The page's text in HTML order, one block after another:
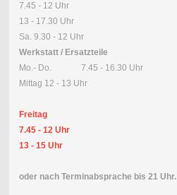
7.45 - 12 Uhr
13 - 17.30 Uhr
Sa. 9.30 - 12 Uhr
Werkstatt / Ersatzteile
Mo.- Do. 7.45 - 16.30 Uhr
Mittag 12 - 13 Uhr
Freitag
7.45 - 12 Uhr
13 - 15 Uhr
oder nach Terminabsprache bis 21 Uhr.